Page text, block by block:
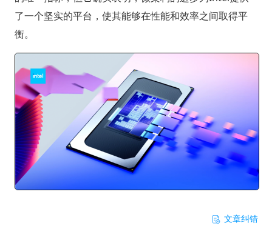
了一个坚实的平台，使其能够在性能和效率之间取得平
衡。
文章纠错